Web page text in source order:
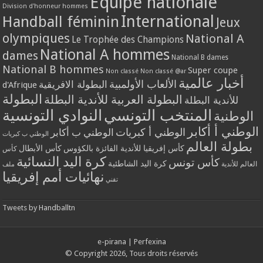
Division d'honneur hommes
Handball féminin International Jeux
olympiques Le Trophée des Champions National A
dames National A hommes National B dames
National B hommes Non classé Non classé @ar Super coupe
d'Afrique
أخبار عالمية الألعاب الأولمبية البطولة الافريقية
للأندية البطلة البطولة العربية للأندية البطلة البطولة
الوطنية المنتخب التونسي النوادي التونسية
الوطني أ أكابر الوطني أ كبريات الوطني ب أكابر الوطني ب كبريات
بطولة العالم كأس إفريقيا للأندية الفائزة بالكؤوس كأس الأبطال كأس
العالم للأندية كأس تونس كرة اليد الشاطئية كرة اليد النسائية ملف
تقني نهائيات أمم إفريقيا
Tweets by Handballtn
e-pirana
Perfexina
© Copyright 2026, Tous droits réservés